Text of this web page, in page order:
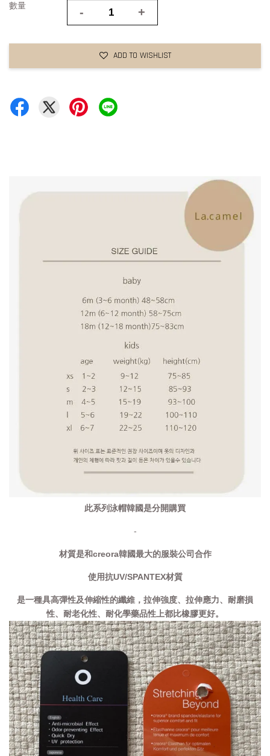
數量 - +
ADD TO WISHLIST
此系列泳帽韓國是分開購買
-
材質是和creora韓國最大的服裝公司合作
使用抗UV/SPANTEX材質
是一種具高彈性及伸縮性的纖維，拉伸強度、拉伸應力、耐磨損
性、耐老化性、耐化學藥品性上都比橡膠更好。